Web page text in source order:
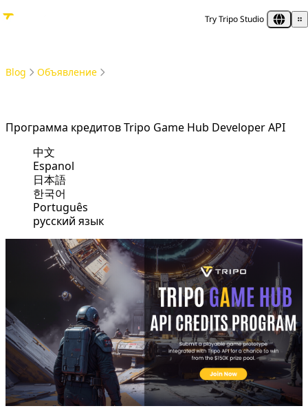
Try Tripo Studio
Blog
Объявление
Программа кредитов Tripo Game Hub Developer API
中文
Espanol
日本語
한국어
Português
русский язык